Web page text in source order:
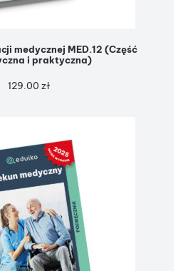
medycznej MED.12 (Część
i praktyczna)
129.00 zł